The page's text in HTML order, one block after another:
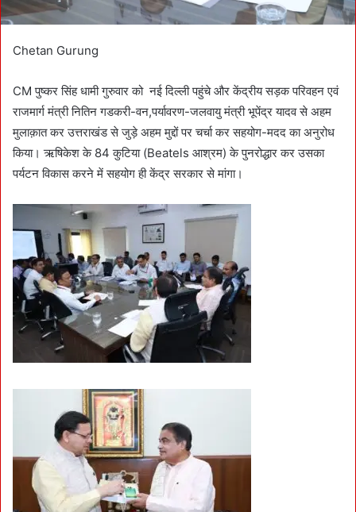
Chetan Gurung
CM पुष्कर सिंह धामी गुरुवार को नई दिल्ली पहुंचे और केंद्रीय सड़क परिवहन एवं
राजमार्ग मंत्री नितिन गडकरी-वन,पर्यावरण-जलवायु मंत्री भूपेंद्र यादव से अहम
मुलाक़ात कर उत्तराखंड से जुड़े अहम मुद्दों पर चर्चा कर सहयोग-मदद का अनुरोध
किया। ऋषिकेश के 84 कुटिया (Beatels आश्रम) के पुनरोद्धार कर उसका
पर्यटन विकास करने में सहयोग ही केंद्र सरकार से मांगा।